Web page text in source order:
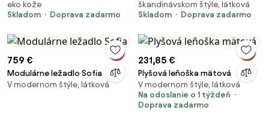
eko kože
Skladom
Doprava zadarmo
škandinávskom štýle, látková
Skladom
Doprava zadarmo
759 €
Modulárne ležadlo Sofia
V modernom štýle, látková
231,85 €
Plyšová leňoška mätová
V modernom štýle, látková
Na odoslanie o 1 týždeň
Doprava zadarmo